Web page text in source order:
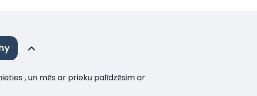
, un mēs ar prieku palīdzēsim ar